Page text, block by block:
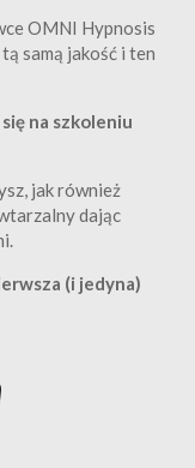
OMNI Hypnosis
samą jakość i ten
na szkoleniu
jak również
dając
(i jedyna)